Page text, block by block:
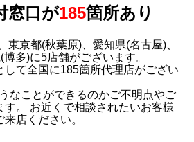
窓口が185箇所あり
東京都(秋葉原)、愛知県(名古屋)、
多)に5店舗がございます。
して全国に185箇所代理店がござい
なことができるのかご不明点やご
す。 お近くで相談されたいお客様
店ください。